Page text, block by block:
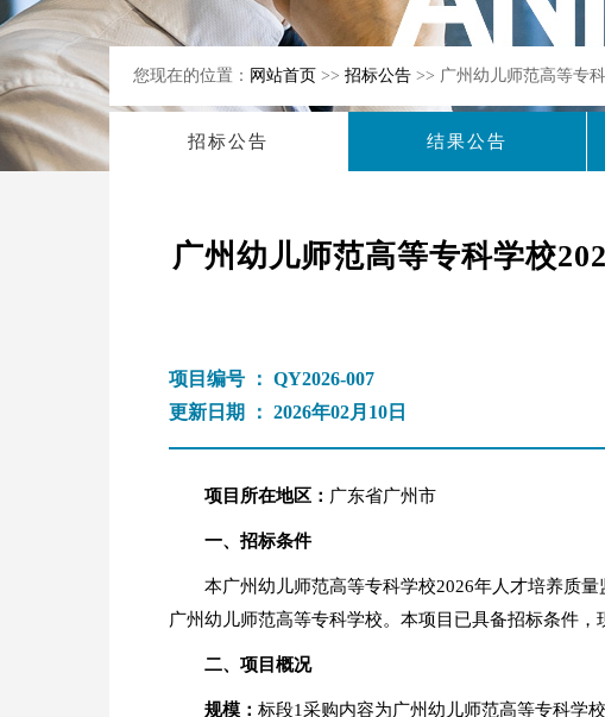
您现在的位置： 网站首页 >> 招标公告 >> 广州幼儿师范高等专
招标公告 结果公告
广州幼儿师范高等专科学校
项目编号 ： QY2026-007
更新日期 ： 2026年02月10日
项目所在地区： 广东省广州市
一、 招标条件
本广州幼儿师范高等专科学校2026年人才培养质
广州幼儿师范高等专科学校。本项目已具备招标条件，
二、 项目概况
规模： 标段1采购内容为广州幼儿师范高等专科学